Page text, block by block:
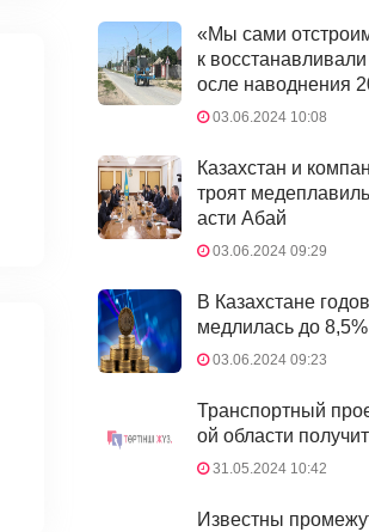
«Мы сами
к
осле наводнения
03.06.2024 10:08
Казахстан и
троят
асти Абай
03.06.2024 09:29
В Казахстане
медлилась до 8,5%
03.06.2024 09:23
Транспортный
ой области
31.05.2024 10:42
Известны